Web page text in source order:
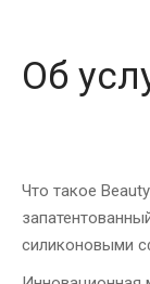
Об
Что такое
силиконовыми